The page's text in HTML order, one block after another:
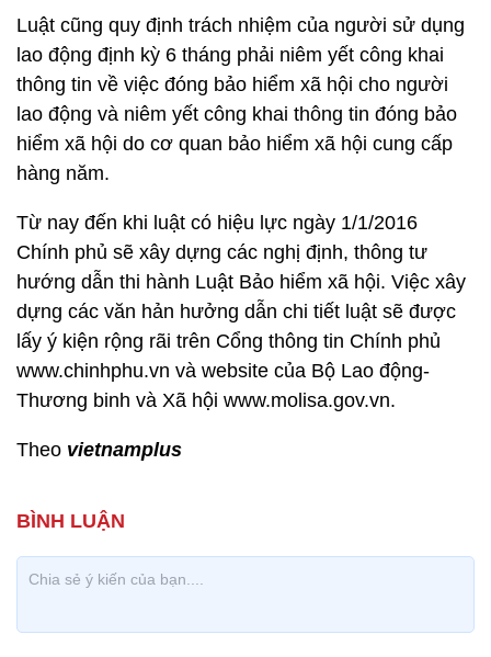
Luật cũng quy định trách nhiệm của người sử dụng
lao động định kỳ 6 tháng phải niêm yết công khai
thông tin về việc đóng bảo hiểm xã hội cho người
lao động và niêm yết công khai thông tin đóng bảo
hiểm xã hội do cơ quan bảo hiểm xã hội cung cấp
hàng năm.
Từ nay đến khi luật có hiệu lực ngày 1/1/2016
Chính phủ sẽ xây dựng các nghị định, thông tư
hướng dẫn thi hành Luật Bảo hiểm xã hội. Việc xây
dựng các văn hản hưởng dẫn chi tiết luật sẽ được
lấy ý kiện rộng rãi trên Cổng thông tin Chính phủ
www.chinhphu.vn và website của Bộ Lao động-
Thương binh và Xã hội www.molisa.gov.vn.
Theo vietnamplus